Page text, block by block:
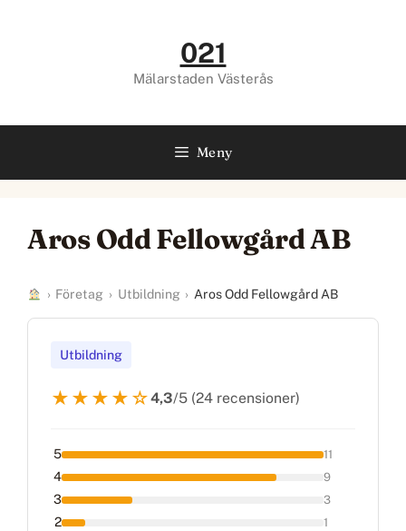
021
Mälarstaden Västerås
Meny
Aros Odd Fellowgård AB
› Företag › Utbildning › Aros Odd Fellowgård AB
Utbildning
★★★★☆4,3/5 (24 recensioner)
5 11
4 9
3 3
2 1